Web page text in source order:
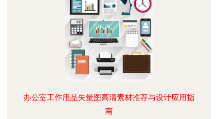
办公室工作用品矢量图高清素材推荐与设计应用指
南